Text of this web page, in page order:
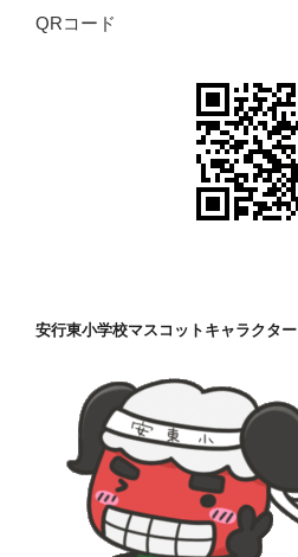
QRコード
安行東小学校マスコットキャラクター